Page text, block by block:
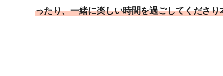
ったり、一緒に楽しい時間を過ごしてくださ